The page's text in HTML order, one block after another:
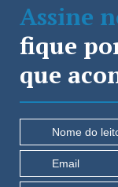
Assine
fique
que